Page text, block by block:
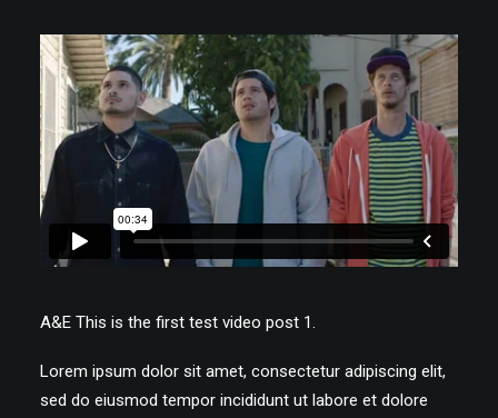
A&E This is the first test video post 1.
Lorem ipsum dolor sit amet, consectetur adipiscing elit,
sed do eiusmod tempor incididunt ut labore et dolore